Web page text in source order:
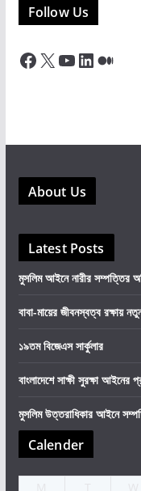
Follow Us
Facebook X YouTube LinkedIn Medium
About Us
Latest Posts
মুসলিম আইনে নারীর সম্পত্তির
বাবা-মায়ের জীবনস্বত্ব রক্ষায়
১৯তম বিজেএস সার্কুলার
বাংলাদেশে সাক্ষী সুরক্ষা
মুসলিম উত্তরাধিকার আইনে
Calender